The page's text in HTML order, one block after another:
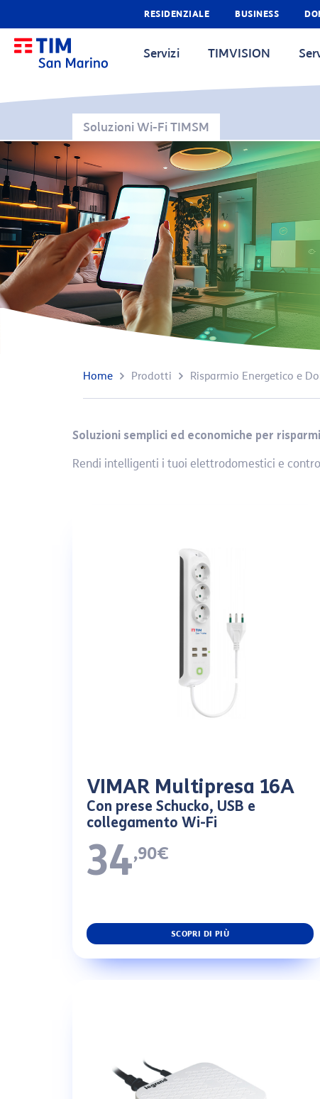
RESIDENZIALE BUSINESS
Servizi TIMVISION
Soluzioni Wi-Fi TIMSM
Home Prodotti Risparmio Energetico e
Soluzioni semplici ed economiche per
Rendi intelligenti i tuoi elettrodomestici e
VIMAR Multipresa 16A
Con prese Schucko, USB e
collegamento Wi-Fi
34,90€
SCOPRI DI PIÙ